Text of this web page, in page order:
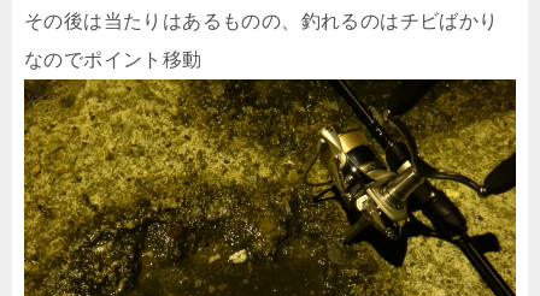
その後は当たりはあるものの、釣れるのはチビばかり
なのでポイント移動